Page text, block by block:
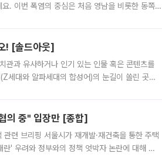
. 이번 폭염의 중심은 처음 영남을 비롯한 동쪽
! [솔드아웃]
관과 유사하거나 인기 있는 인물 혹은 콘텐츠를
대와 알파세대의 합성어)의 눈길이 쏠린 곳은
의 중" 입장만 [종합]
련 브리핑 서울시가 재개발·재건축을 통한 주택
' 우려와 정부와의 정책 엇박자 논란에 대해 정